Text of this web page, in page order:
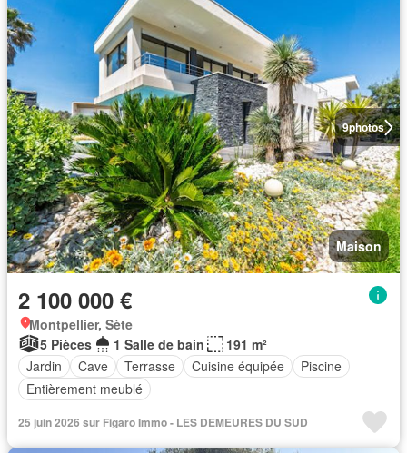
9photos
Maison
2 100 000 €
Montpellier, Sète
5 Pièces
1 Salle de bain
191 m²
Jardin
Cave Terrasse Cuisine équipée
Piscine
Entièrement meublé
25 juin 2026 sur Figaro Immo - LES DEMEURES DU SUD